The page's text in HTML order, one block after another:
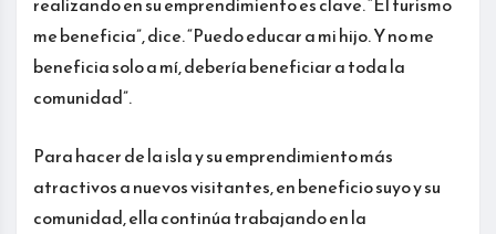
me beneficia”, dice. “Puedo educar a mi hijo. Y no me
beneficia solo a mí, debería beneficiar a toda la
comunidad”.
Para hacer de la isla y su emprendimiento más
atractivos a nuevos visitantes, en beneficio suyo y su
comunidad, ella continúa trabajando en la